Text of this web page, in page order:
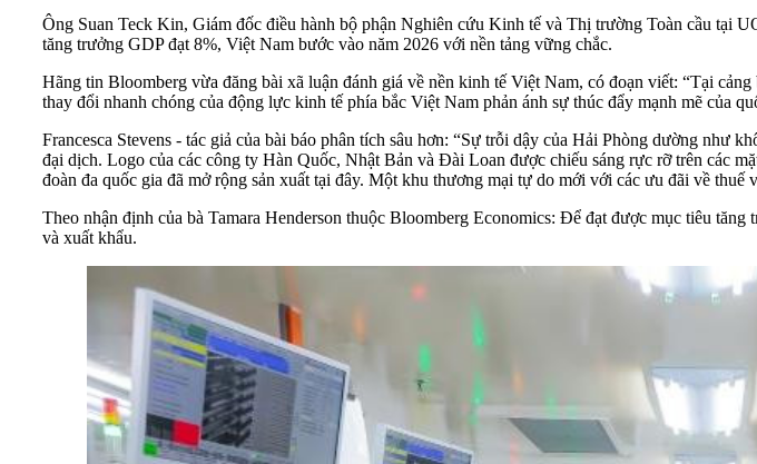
Ông Suan Teck Kin, Giám đốc điều hành bộ phận Nghiên cứu Kinh tế và Thị trường Toàn cầu tại
tăng trưởng GDP đạt 8%, Việt Nam bước vào năm 2026 với nền tảng vững chắc.
Hãng tin Bloomberg vừa đăng bài xã luận đánh giá về nền kinh tế Việt Nam, có đoạn viết: “Tại
thay đổi nhanh chóng của động lực kinh tế phía bắc Việt Nam phản ánh sự thúc đẩy mạnh mẽ của
Francesca Stevens - tác giả của bài báo phân tích sâu hơn: “Sự trỗi dậy của Hải Phòng dường như
đại dịch. Logo của các công ty Hàn Quốc, Nhật Bản và Đài Loan được chiếu sáng rực rỡ trên các
đoàn đa quốc gia đã mở rộng sản xuất tại đây. Một khu thương mại tự do mới với các ưu đãi về
Theo nhận định của bà Tamara Henderson thuộc Bloomberg Economics: Để đạt được mục tiêu
và xuất khẩu.